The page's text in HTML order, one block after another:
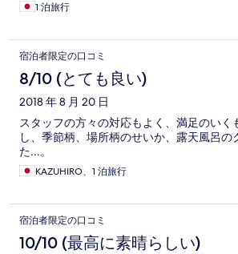
1 泊旅行
宿泊者限定の口コミ
8/10 (とても良い)
2018 年 8 月 20 日
スタッフの方々の対応もよく、満足のいく
し、季節柄、場所柄のせいか、露天風呂の
た…。
KAZUHIRO、1 泊旅行
宿泊者限定の口コミ
10/10 (最高に素晴らしい)